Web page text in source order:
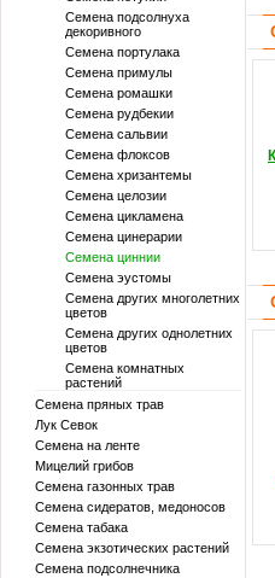
Семена подсолнуха
декоривного
Семена портулака
Семена примулы
Семена ромашки
Семена рудбекии
Семена сальвии
Семена флоксов
Семена хризантемы
Семена целозии
Семена цикламена
Семена цинерарии
Семена циннии
Семена эустомы
Семена других многолетних
цветов
Семена других однолетних
цветов
Семена комнатных
растений
Семена пряных трав
Лук Севок
Семена на ленте
Мицелий грибов
Семена газонных трав
Семена сидератов, медоносов
Семена табака
Семена экзотических растений
Семена подсолнечника